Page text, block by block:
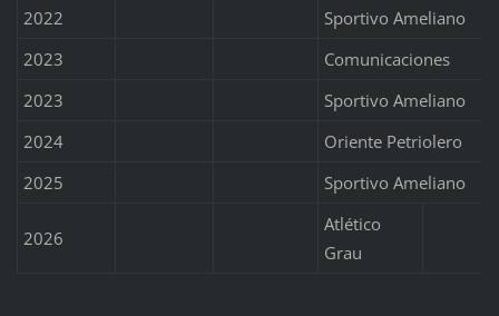
2022
Sportivo Ameliano
2023
Comunicaciones
2023
Sportivo Ameliano
2024
Oriente Petriolero
2025
Sportivo Ameliano
2026
Atlético
Grau